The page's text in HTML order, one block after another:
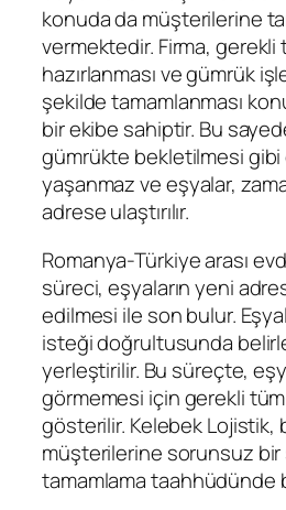
konuda da müşterilerine
vermektedir. Firma, gerekli
hazırlanması ve gümrük
şekilde tamamlanması
bir ekibe sahiptir. Bu
gümrükte bekletilmesi gibi
yaşanmaz ve eşyalar,
adrese ulaştırılır.
Romanya-Türkiye arası
süreci, eşyaların yeni
edilmesi ile son bulur.
isteği doğrultusunda
yerleştirilir. Bu süreçte,
görmemesi için gerekli
gösterilir. Kelebek Lojistik,
müşterilerine sorunsuz
tamamlama taahhüdünde